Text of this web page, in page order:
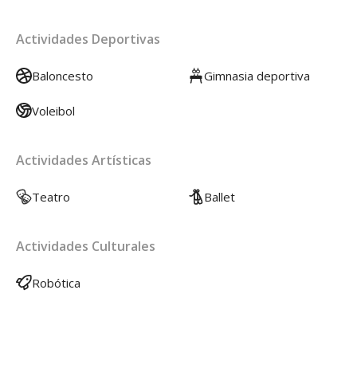
Actividades Deportivas
Baloncesto Gimnasia deportiva
Voleibol
Actividades Artísticas
Teatro Ballet
Actividades Culturales
Robótica